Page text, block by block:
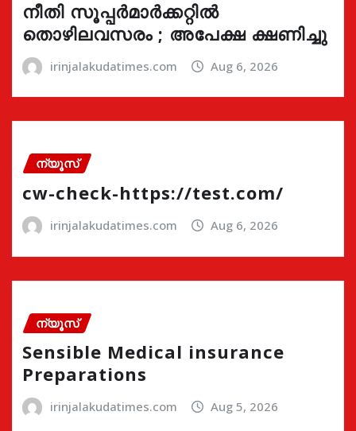
നീതി സൂപ്പർമാർക്കറ്റിൽ
തൊഴിലവസരം ; അപേക്ഷ ക്ഷണിച്ചു
irinjalakudatimes.com Aug 6, 2026
ന്യൂസ്
cw-check-https://test.com/
irinjalakudatimes.com Aug 6, 2026
ന്യൂസ്
Sensible Medical insurance
Preparations
irinjalakudatimes.com Aug 5, 2026